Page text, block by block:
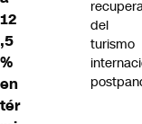
12
,5
%
en
tér
del
turismo